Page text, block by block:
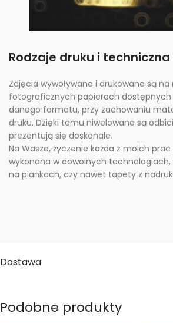
Rodzaje druku i
Zdjęcia wywoływane i drukowane są na
fotograficznych papierach dostępnych
danego formatu, przy zachowaniu
druku. Dzięki temu niwelowane są
prezentują się doskonale.
Na Wasze, życzenie każda z moich
wykonana w dowolnych
na piankach, czy nawet tapety z
Dostawa
Podobne produkty